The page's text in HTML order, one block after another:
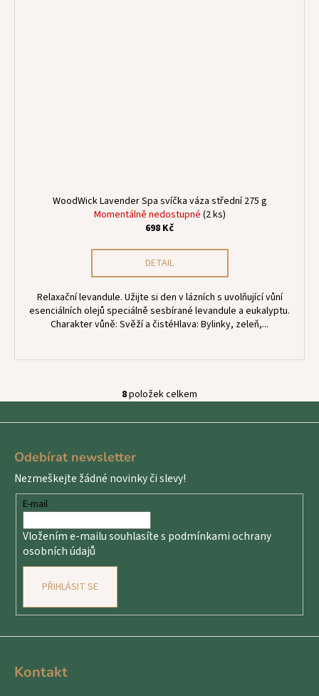
WoodWick Lavender Spa svíčka váza střední 275 g
Momentálně nedostupné (2 ks)
698 Kč
DETAIL
Relaxační levandule. Užijte si den v lázních s uvolňující vůní
esenciálních olejů speciálně sesbírané levandule a eukalyptu.
Charakter vůně: Svěží a čistéHlava: Bylinky, zeleň,...
O
a
c
r
ý
p
8položek celkem
Odebírat newsletter
Nezmeškejte žádné novinky či slevy!
E-mail
Vložením e-mailu souhlasíte s podmínkami ochrany
osobních údajů
PŘIHLÁSIT SE
Kontakt